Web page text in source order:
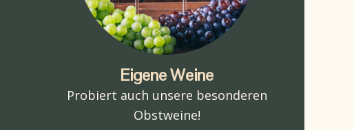
Eigene Weine
Probiert auch unsere besonderen
Obstweine!